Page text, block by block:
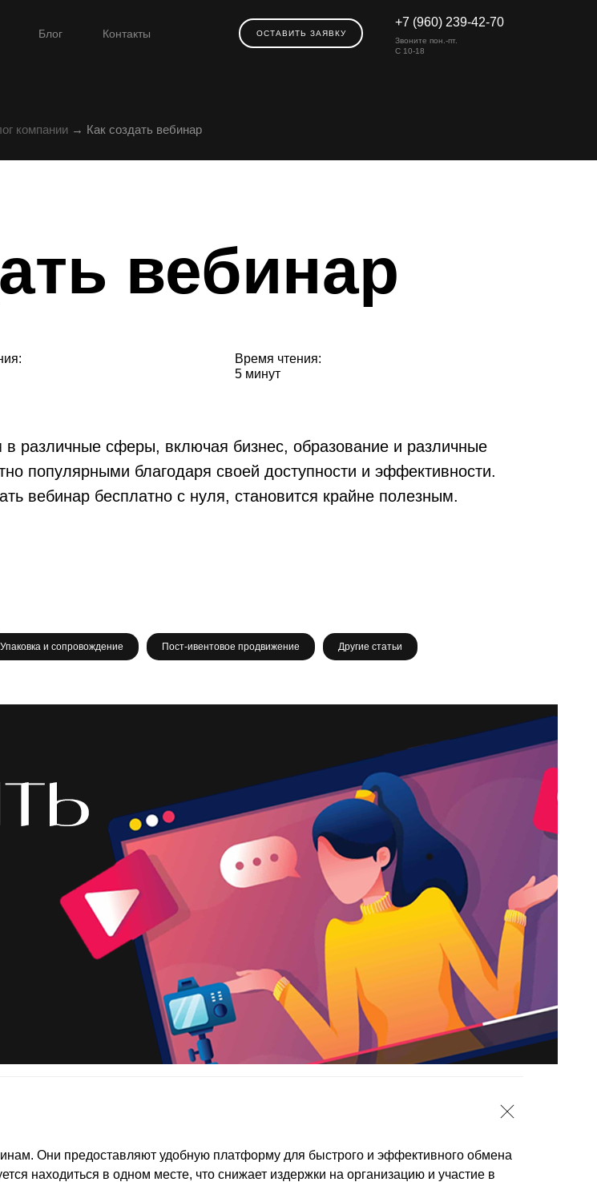
Блог Контакты
ОСТАВИТЬ ЗАЯВКУ
Звоните пон.-пт.
С 10-18
+7 (960) 239-42-70
компании→ Как создать вебинар
вебинар
Время чтения:
5 минут
различные сферы, включая бизнес, образование и различные
популярными благодаря своей доступности и эффективности.
вебинар бесплатно с нуля, становится крайне полезным.
Упаковка и сопровождение Пост-ивентовое продвижение Другие статьи
Они предоставляют удобную платформу для быстрого и эффективного обмена
находиться в одном месте, что снижает издержки на организацию и участие в